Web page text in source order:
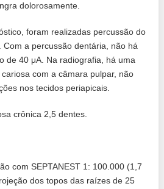
dolorosamente.
foram realizadas percussão do
Com a percussão dentária, não há
de 40 μA. Na radiografia, há uma
com a câmara pulpar, não
nos tecidos periapicais.
crônica 2,5 dentes.
com SEPTANEST 1: 100.000 (1,7
dos topos das raízes de 25